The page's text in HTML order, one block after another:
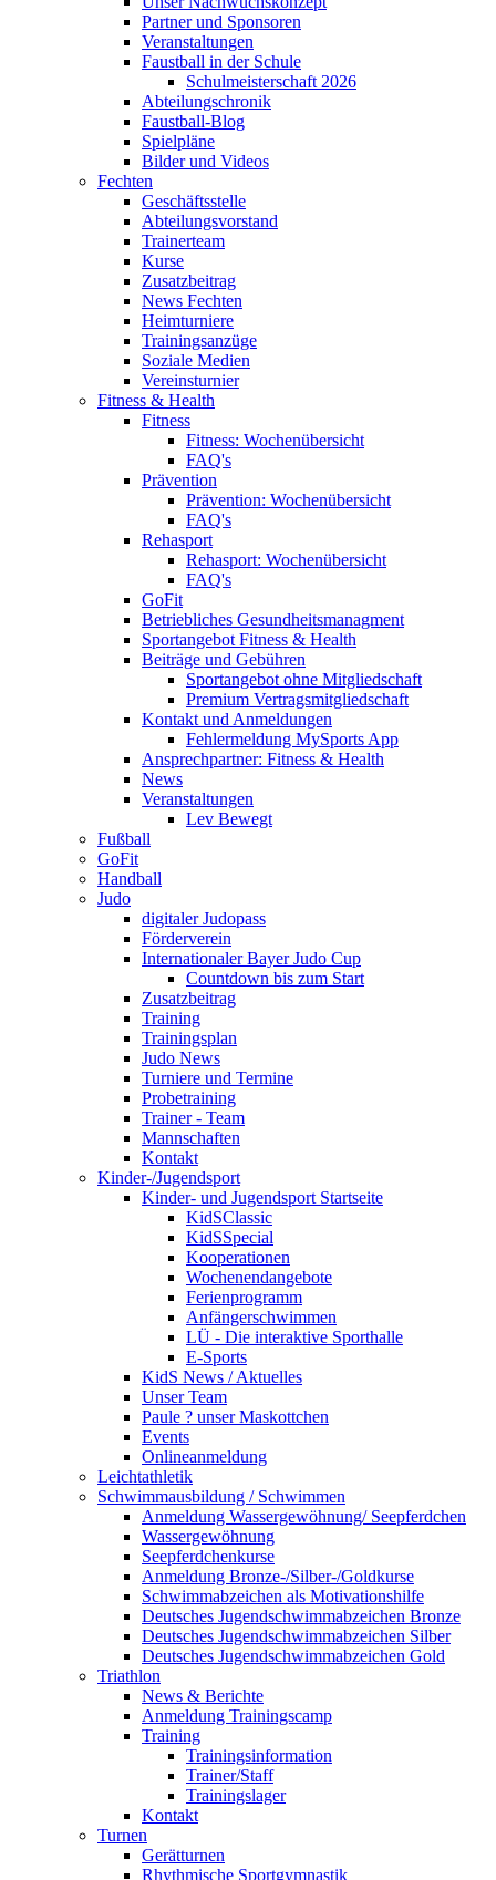
Partner und Sponsoren
Veranstaltungen
Faustball in der Schule
Schulmeisterschaft 2026
Abteilungschronik
Faustball-Blog
Spielpläne
Bilder und Videos
Fechten
Geschäftsstelle
Abteilungsvorstand
Trainerteam
Kurse
Zusatzbeitrag
News Fechten
Heimturniere
Trainingsanzüge
Soziale Medien
Vereinsturnier
Fitness & Health
Fitness
Fitness: Wochenübersicht
FAQ's
Prävention
Prävention: Wochenübersicht
FAQ's
Rehasport
Rehasport: Wochenübersicht
FAQ's
GoFit
Betriebliches Gesundheitsmanagment
Sportangebot Fitness & Health
Beiträge und Gebühren
Sportangebot ohne Mitgliedschaft
Premium Vertragsmitgliedschaft
Kontakt und Anmeldungen
Fehlermeldung MySports App
Ansprechpartner: Fitness & Health
News
Veranstaltungen
Lev Bewegt
Fußball
GoFit
Handball
Judo
digitaler Judopass
Förderverein
Internationaler Bayer Judo Cup
Countdown bis zum Start
Zusatzbeitrag
Training
Trainingsplan
Judo News
Turniere und Termine
Probetraining
Trainer - Team
Mannschaften
Kontakt
Kinder-/Jugendsport
Kinder- und Jugendsport Startseite
KidSClassic
KidSSpecial
Kooperationen
Wochenendangebote
Ferienprogramm
Anfängerschwimmen
LÜ - Die interaktive Sporthalle
E-Sports
KidS News / Aktuelles
Unser Team
Paule ? unser Maskottchen
Events
Onlineanmeldung
Leichtathletik
Schwimmausbildung / Schwimmen
Anmeldung Wassergewöhnung/ Seepferdchen
Wassergewöhnung
Seepferdchenkurse
Anmeldung Bronze-/Silber-/Goldkurse
Schwimmabzeichen als Motivationshilfe
Deutsches Jugendschwimmabzeichen Bronze
Deutsches Jugendschwimmabzeichen Silber
Deutsches Jugendschwimmabzeichen Gold
Triathlon
News & Berichte
Anmeldung Trainingscamp
Training
Trainingsinformation
Trainer/Staff
Trainingslager
Kontakt
Turnen
Gerätturnen
Rhythmische Sportgymnastik